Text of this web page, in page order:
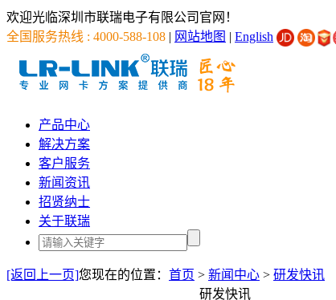
欢迎光临深圳市联瑞电子有限公司官网！
全国服务热线 : 4000-588-108 | 网站地图 | English
产品中心
解决方案
客户服务
新闻资讯
招贤纳士
关于联瑞
[返回上一页]您现在的位置： 首页 > 新闻中心 > 研发快讯
研发快讯